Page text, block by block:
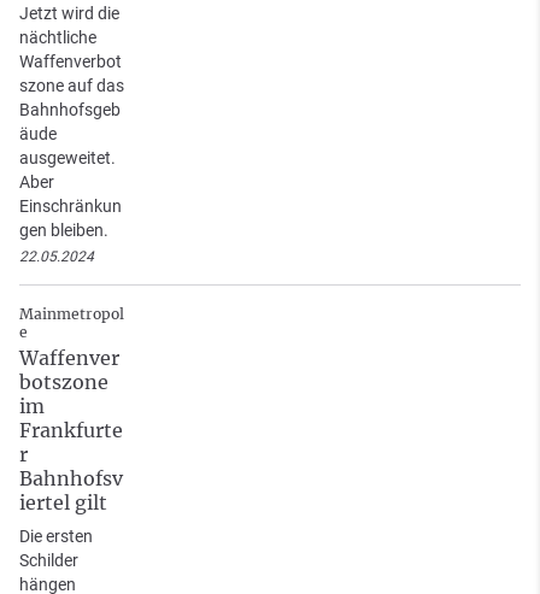
Jetzt wird die
nächtliche
Waffenverbot
szone auf das
Bahnhofsgeb
äude
ausgeweitet.
Aber
Einschränkun
gen bleiben.
22.05.2024
Mainmetropol
e
Waffenver
botszone
im
Frankfurte
r
Bahnhofsv
iertel gilt
Die ersten
Schilder
hängen